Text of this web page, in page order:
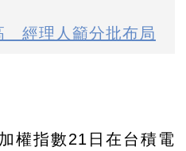
經理人籲分批布局
權指數21日在台積電